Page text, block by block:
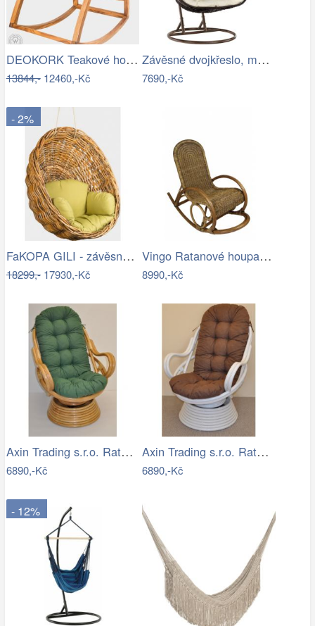
DEOKORK Teakové houpací křeslo STEFANO
13844,-12460,-Kč
Závěsné dvojkřeslo, měděná/hnědá…
7690,-Kč
- 2%
FaKOPA GILI - závěsné křeslo Valentina…
18299,-17930,-Kč
Vingo Ratanové houpací křeslo - hnědé
8990,-Kč
Axin Trading s.r.o. Ratanové houpací…
6890,-Kč
Axin Trading s.r.o. Ratanové houpací…
6890,-Kč
- 12%